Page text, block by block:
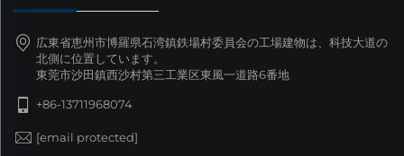
広東省恵州市博羅県石湾鎮鉄場村委員会の工場建物は、科技大道の
北側に位置しています。
東莞市沙田鎮西沙村第三工業区東風一道路6番地
+86-13711968074
[email protected]